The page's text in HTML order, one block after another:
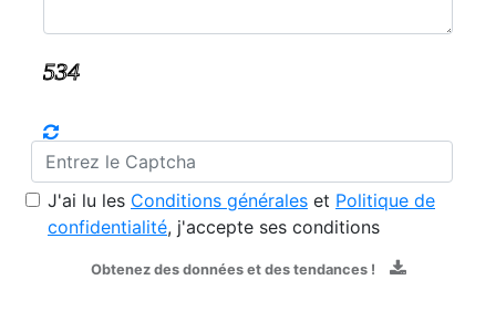
J'ai lu les Conditions générales et Politique de
confidentialité, j'accepte ses conditions
Obtenez des données et des tendances !